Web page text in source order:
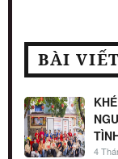
BÀI
4